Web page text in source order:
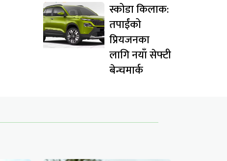
स्कोडा किलाक:
तपाईंको
प्रियजनका
लागि नयाँ सेफ्टी
बेन्चमार्क